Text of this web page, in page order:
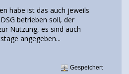
habe ist das auch jeweils
betrieben soll, der
Nutzung, es sind auch
angegeben...
Gespeichert